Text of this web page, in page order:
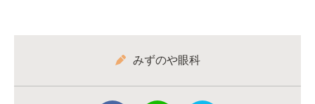
みずのや眼科